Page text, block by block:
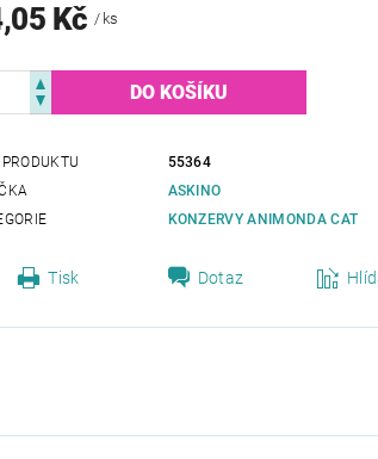
Kč/ ks
55364
ASKINO
KONZERVY ANIMONDA CAT
Tisk Dotaz